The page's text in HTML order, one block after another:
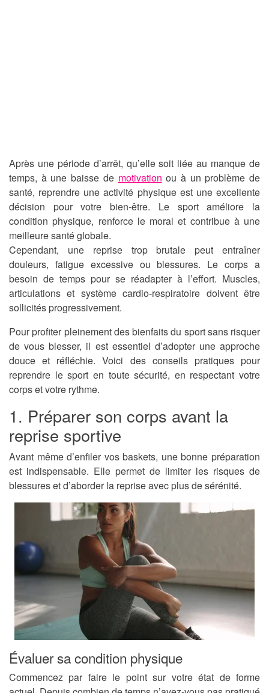
Après une période d’arrêt, qu’elle soit liée au manque de
temps, à une baisse de motivation ou à un problème de
santé, reprendre une activité physique est une excellente
décision pour votre bien-être. Le sport améliore la
condition physique, renforce le moral et contribue à une
meilleure santé globale.
Cependant, une reprise trop brutale peut entraîner
douleurs, fatigue excessive ou blessures. Le corps a
besoin de temps pour se réadapter à l’effort. Muscles,
articulations et système cardio-respiratoire doivent être
sollicités progressivement.
Pour profiter pleinement des bienfaits du sport sans risquer
de vous blesser, il est essentiel d’adopter une approche
douce et réfléchie. Voici des conseils pratiques pour
reprendre le sport en toute sécurité, en respectant votre
corps et votre rythme.
1. Préparer son corps avant la
reprise sportive
Avant même d’enfiler vos baskets, une bonne préparation
est indispensable. Elle permet de limiter les risques de
blessures et d’aborder la reprise avec plus de sérénité.
Évaluer sa condition physique
Commencez par faire le point sur votre état de forme